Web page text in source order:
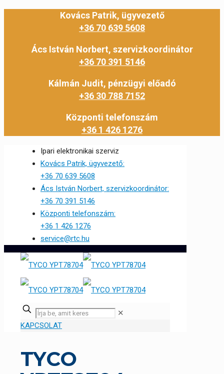
Kovács Patrik, ügyvezető
+36 70 639 5608
Ács István Norbert, szervizkoordinátor
+36 70 391 5146
Kálmán Judit, pénzügyi előadó
+36 30 788 7152
Központi telefonszám
+36 1 426 1276
Ipari elektronikai szerviz
Kovács Patrik, ügyvezető:
+36 70 639 5608
Ács István Norbert, szervizkoordinátor:
+36 70 391 5146
Központi telefonszám:
+36 1 426 1276
service@rtc.hu
✕
KAPCSOLAT
TYCO